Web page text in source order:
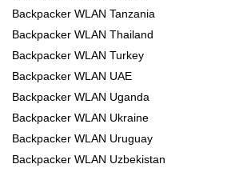
Backpacker WLAN Tanzania
Backpacker WLAN Thailand
Backpacker WLAN Turkey
Backpacker WLAN UAE
Backpacker WLAN Uganda
Backpacker WLAN Ukraine
Backpacker WLAN Uruguay
Backpacker WLAN Uzbekistan